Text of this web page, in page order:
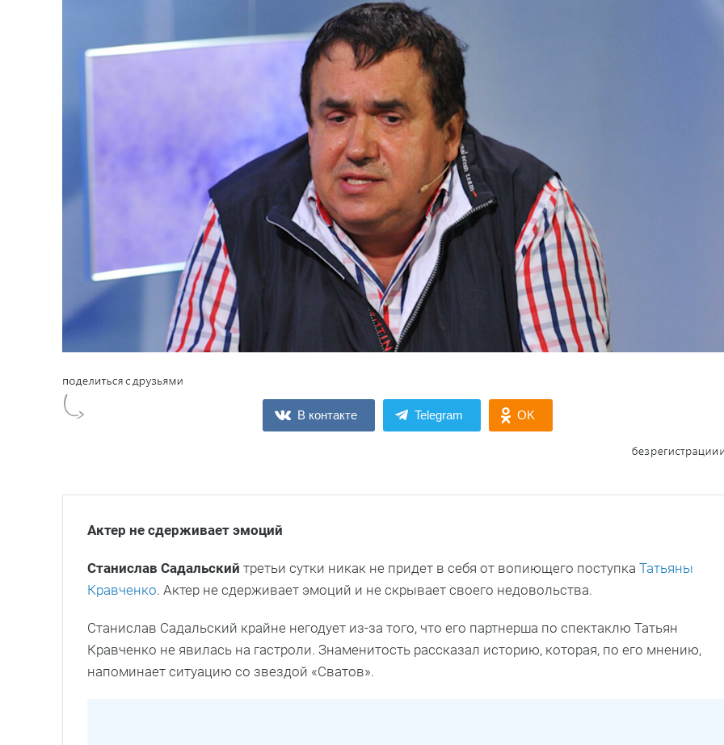
В контакте Telegram OK
Актер не сдерживает эмоций
Станислав Садальский третьи сутки никак не придет в себя от вопиющего поступка Татьяны
Кравченко. Актер не сдерживает эмоций и не скрывает своего недовольства.
Станислав Садальский крайне негодует из-за того, что его партнерша по спектаклю Татьян
Кравченко не явилась на гастроли. Знаменитость рассказал историю, которая, по его мнению,
напоминает ситуацию со звездой «Сватов».